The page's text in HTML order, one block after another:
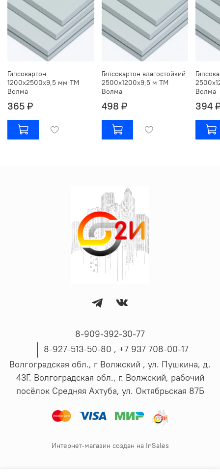
Гипсокартон
1200х2500х9,5 мм ТМ
Волма
365 ₽
Гипсокартон влагостойкий
2500х1200х9,5 м ТМ
Волма
498 ₽
Волма
394
8-909-392-30-77
8-927-513-50-80 , ‪+7 937 708-00-17
Волгоградская обл., г Волжский , ул. Пушкина, д.
43Г. Волгоградская обл., г. Волжский, рабочий
посёлок Средняя Ахтуба, ул. Октябрьская 87Б
Интернет-магазин создан на InSales